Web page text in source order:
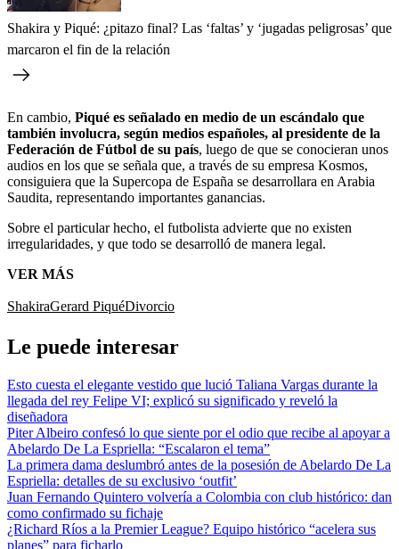
Shakira y Piqué: ¿pitazo final? Las ‘faltas’ y ‘jugadas peligrosas’ que
marcaron el fin de la relación
En cambio, Piqué es señalado en medio de un escándalo que
también involucra, según medios españoles, al presidente de la
Federación de Fútbol de su país, luego de que se conocieran unos
audios en los que se señala que, a través de su empresa Kosmos,
consiguiera que la Supercopa de España se desarrollara en Arabia
Saudita, representando importantes ganancias.
Sobre el particular hecho, el futbolista advierte que no existen
irregularidades, y que todo se desarrolló de manera legal.
VER MÁS
ShakiraGerard PiquéDivorcio
Le puede interesar
Esto cuesta el elegante vestido que lució Taliana Vargas durante la
llegada del rey Felipe VI; explicó su significado y reveló la
diseñadora
Piter Albeiro confesó lo que siente por el odio que recibe al apoyar a
Abelardo De La Espriella: “Escalaron el tema”
La primera dama deslumbró antes de la posesión de Abelardo De La
Espriella: detalles de su exclusivo ‘outfit’
Juan Fernando Quintero volvería a Colombia con club histórico: dan
como confirmado su fichaje
¿Richard Ríos a la Premier League? Equipo histórico “acelera sus
planes” para ficharlo